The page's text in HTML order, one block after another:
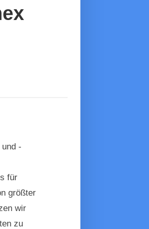
-
für
größter
wir
zu